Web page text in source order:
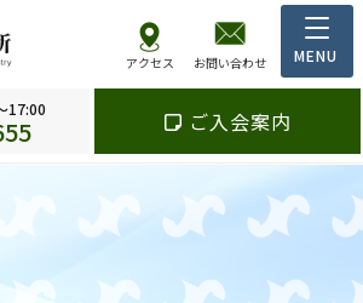
アクセス お問い合わせ
17:00 ご入会案内